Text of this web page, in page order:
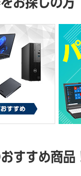
お探しの方
すすめ商品